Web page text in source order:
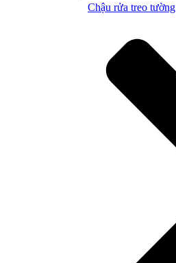
Chậu rửa treo tường